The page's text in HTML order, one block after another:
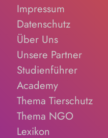
Impressum
Datenschutz
Über Uns
Unsere Partner
Studienführer
Academy
Thema Tierschutz
Thema NGO
Lexikon